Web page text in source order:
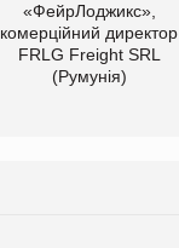
«ФейрЛоджикс»,
комерційний директор
FRLG Freight SRL
(Румунія)